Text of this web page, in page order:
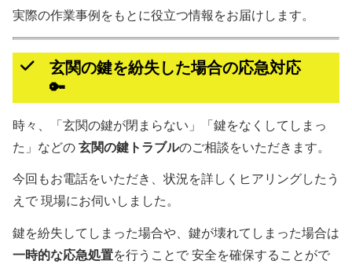
実際の作業事例をもとに役立つ情報をお届けします。
玄関の鍵を紛失した場合の応急対応
🔑
時々、「玄関の鍵が閉まらない」「鍵をなくしてしまっ
た」などの 玄関の鍵トラブルのご相談をいただきます。
今回もお電話をいただき、状況を詳しくヒアリングしたう
えで 現場にお伺いしました。
鍵を紛失してしまった場合や、鍵が壊れてしまった場合は
一時的な応急処置を行うことで 安全を確保することがで